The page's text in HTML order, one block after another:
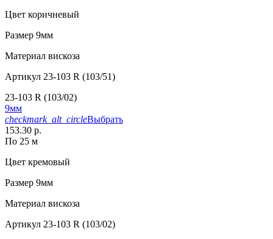
Цвет коричневый
Размер 9мм
Материал вискоза
Артикул 23-103 R (103/51)
23-103 R (103/02)
9мм
checkmark_alt_circleВыбрать
153.30 р.
По 25 м
Цвет кремовый
Размер 9мм
Материал вискоза
Артикул 23-103 R (103/02)